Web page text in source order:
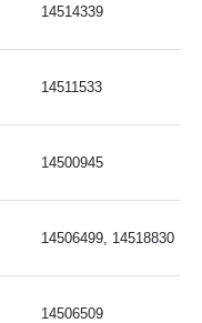
14514339
14511533
14500945
14506499, 14518830
14506509